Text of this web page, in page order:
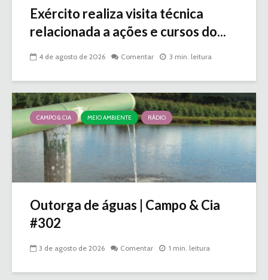
Exército realiza visita técnica
relacionada a ações e cursos do...
4 de agosto de 2026 Comentar 3 min. leitura
CAMPO & CIA MEIO AMBIENTE RÁDIO
Outorga de águas | Campo & Cia
#302
3 de agosto de 2026 Comentar 1 min. leitura